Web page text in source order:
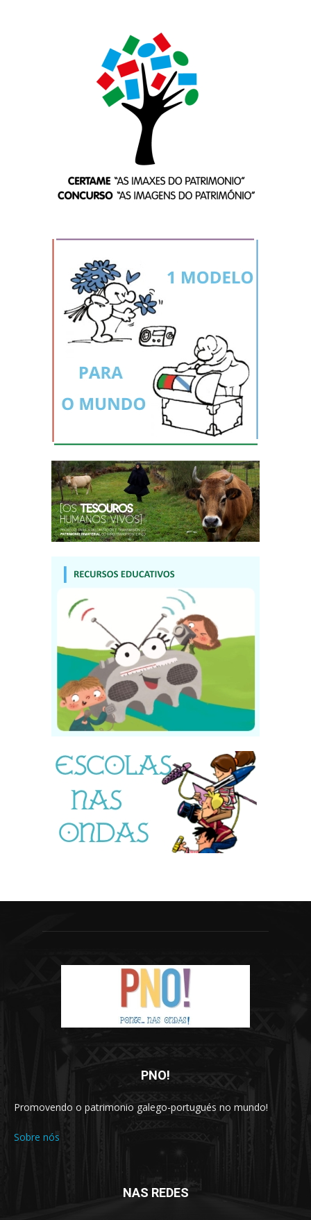
PNO!
Promovendo o patrimonio galego-portugués no mundo!
Sobre nós
NAS REDES